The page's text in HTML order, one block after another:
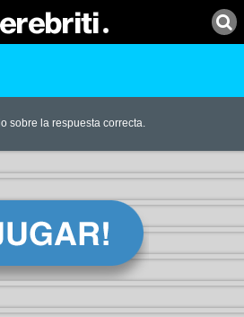
sobre la respuesta correcta.